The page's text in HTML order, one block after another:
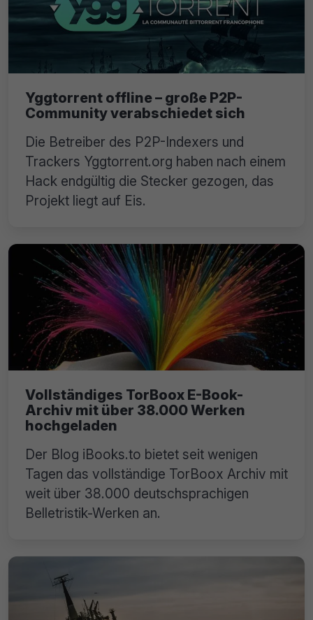
Yggtorrent offline – große P2P-
Community verabschiedet sich
Die Betreiber des P2P-Indexers und
Trackers Yggtorrent.org haben nach einem
Hack endgültig die Stecker gezogen, das
Projekt liegt auf Eis.
Vollständiges TorBoox E-Book-
Archiv mit über 38.000 Werken
hochgeladen
Der Blog iBooks.to bietet seit wenigen
Tagen das vollständige TorBoox Archiv mit
weit über 38.000 deutschsprachigen
Belletristik-Werken an.